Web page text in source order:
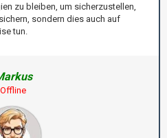
zu bleiben, um sicherzustellen,
sondern dies auch auf
tun.
Offline